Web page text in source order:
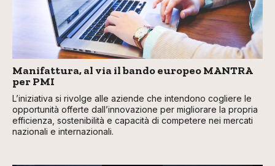
Manifattura, al via il bando europeo MANTRA
per PMI
L’iniziativa si rivolge alle aziende che intendono cogliere le
opportunità offerte dall’innovazione per migliorare la propria
efficienza, sostenibilità e capacità di competere nei mercati
nazionali e internazionali.